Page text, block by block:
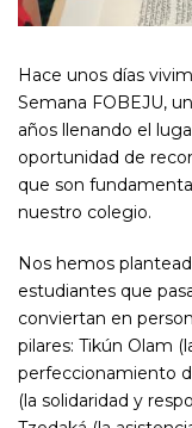
Hace unos días
Semana FOBEJU,
años llenando el
oportunidad de
que son
nuestro colegio.
Nos hemos
estudiantes que
conviertan en
pilares: Tikún Olam
perfeccionamiento
(la solidaridad y